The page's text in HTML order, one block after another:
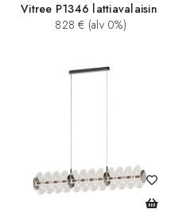
Vitree P1346 lattiavalaisin
828 € (alv 0%)